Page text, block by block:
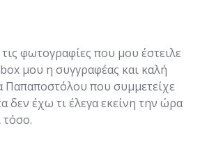
φωτογραφίες που μου έστειλε
μου η συγγραφέας και καλή
Παπαποστόλου που συμμετείχε
δεν έχω τι έλεγα εκείνη την ώρα
τόσο.